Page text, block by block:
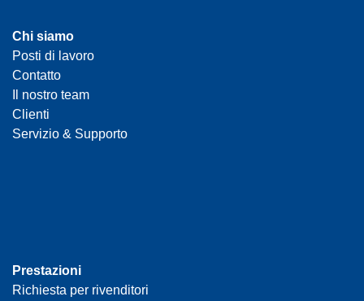
Chi siamo
Posti di lavoro
Contatto
Il nostro team
Clienti
Servizio & Supporto
Prestazioni
Richiesta per rivenditori